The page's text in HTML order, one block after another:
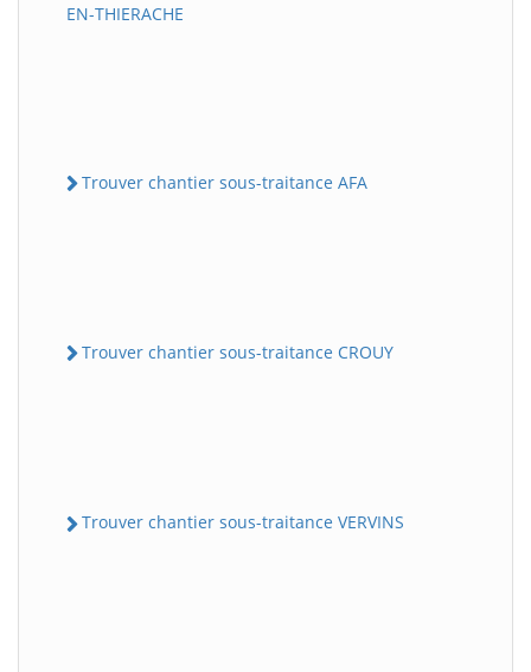
EN-THIERACHE
Trouver chantier sous-traitance AFA
Trouver chantier sous-traitance CROUY
Trouver chantier sous-traitance VERVINS